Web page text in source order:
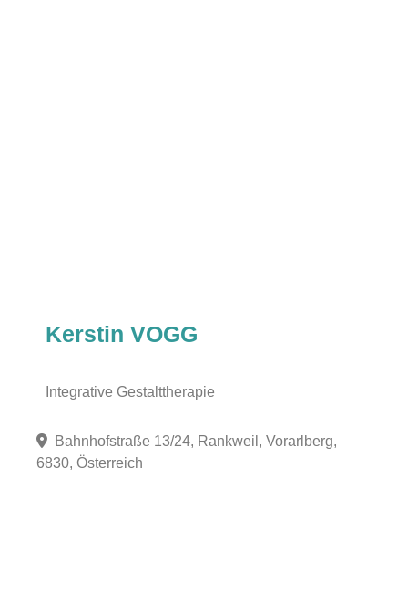
Kerstin VOGG
Integrative Gestalttherapie
Bahnhofstraße 13/24, Rankweil, Vorarlberg,
6830, Österreich